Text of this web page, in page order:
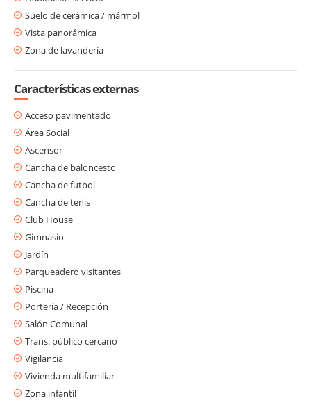
Suelo de cerámica / mármol
Vista panorámica
Zona de lavandería
Características externas
Acceso pavimentado
Área Social
Ascensor
Cancha de baloncesto
Cancha de futbol
Cancha de tenis
Club House
Gimnasio
Jardín
Parqueadero visitantes
Piscina
Portería / Recepción
Salón Comunal
Trans. público cercano
Vigilancia
Vivienda multifamiliar
Zona infantil